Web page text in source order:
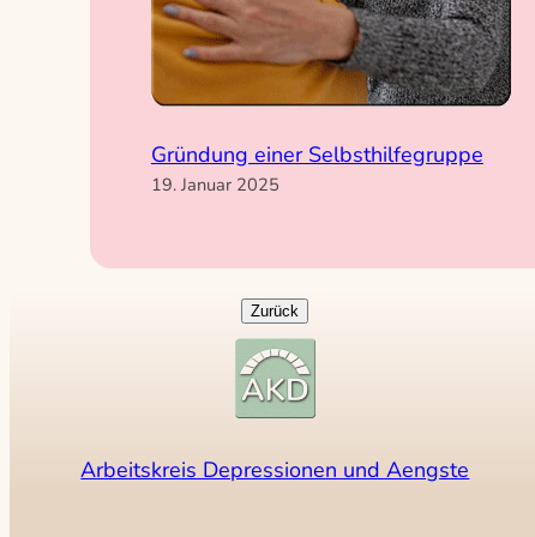
Gründung einer Selbsthilfegruppe
19. Januar 2025
Arbeitskreis Depressionen und Aengste